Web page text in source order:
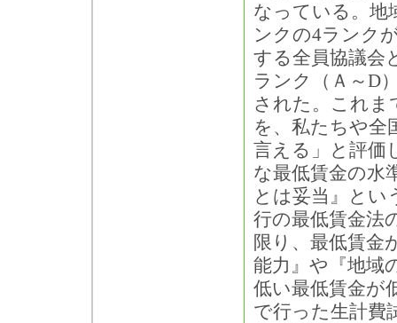
なっている。地
ンクの4ランク
する全員協議会
ランク（Ａ～D
された。これま
を、私たちや全
言える」と評価
な最低賃金の水
とは妥当』とい
行の最低賃金法
限り、最低賃金
能力』や『地域
低い最低賃金が
で行った生計費